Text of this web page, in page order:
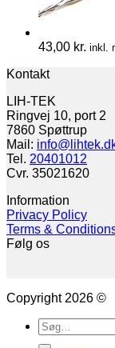
43,00 kr. inkl.
Kontakt
LIH-TEK
Ringvej 10, port 2
7860 Spøttrup
Mail:
Tel. 20401012
Cvr. 35021620
Information
Privacy Policy
Terms &
Følg os
Copyright 2026 ©
Søg
efter: